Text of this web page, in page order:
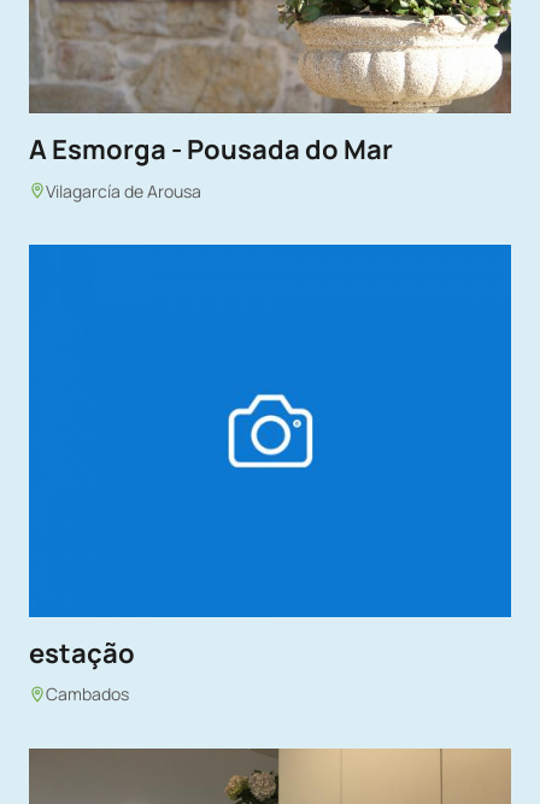
A Esmorga - Pousada do Mar
Vilagarcía de Arousa
estação
Cambados